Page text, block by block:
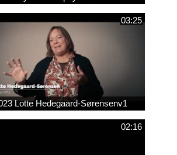
03:25
Lotte Hedegaard-Sørensenv1
02:16